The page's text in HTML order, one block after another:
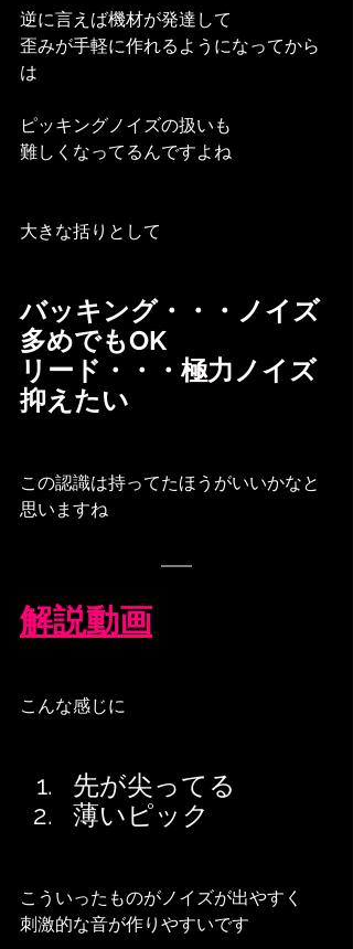
逆に言えば機材が発達して
歪みが手軽に作れるようになってから
は
ピッキングノイズの扱いも
難しくなってるんですよね
大きな括りとして
バッキング・・・ノイズ
多めでもOK
リード・・・極力ノイズ
抑えたい
この認識は持ってたほうがいいかなと
思いますね
解説動画
こんな感じに
先が尖ってる
薄いピック
こういったものがノイズが出やすく
刺激的な音が作りやすいです